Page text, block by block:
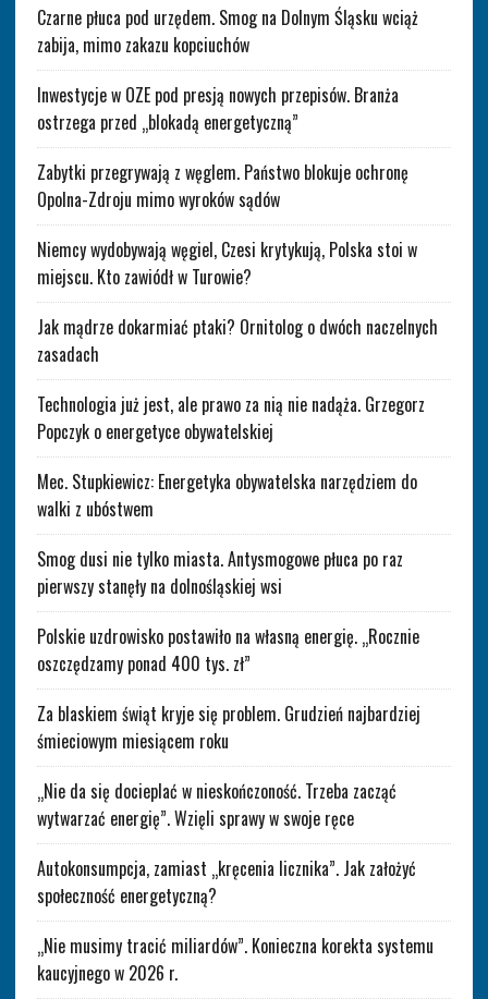
Czarne płuca pod urzędem. Smog na Dolnym Śląsku wciąż
zabija, mimo zakazu kopciuchów
Inwestycje w OZE pod presją nowych przepisów. Branża
ostrzega przed „blokadą energetyczną”
Zabytki przegrywają z węglem. Państwo blokuje ochronę
Opolna-Zdroju mimo wyroków sądów
Niemcy wydobywają węgiel, Czesi krytykują, Polska stoi w
miejscu. Kto zawiódł w Turowie?
Jak mądrze dokarmiać ptaki? Ornitolog o dwóch naczelnych
zasadach
Technologia już jest, ale prawo za nią nie nadąża. Grzegorz
Popczyk o energetyce obywatelskiej
Mec. Stupkiewicz: Energetyka obywatelska narzędziem do
walki z ubóstwem
Smog dusi nie tylko miasta. Antysmogowe płuca po raz
pierwszy stanęły na dolnośląskiej wsi
Polskie uzdrowisko postawiło na własną energię. „Rocznie
oszczędzamy ponad 400 tys. zł”
Za blaskiem świąt kryje się problem. Grudzień najbardziej
śmieciowym miesiącem roku
„Nie da się docieplać w nieskończoność. Trzeba zacząć
wytwarzać energię”. Wzięli sprawy w swoje ręce
Autokonsumpcja, zamiast „kręcenia licznika”. Jak założyć
społeczność energetyczną?
„Nie musimy tracić miliardów”. Konieczna korekta systemu
kaucyjnego w 2026 r.